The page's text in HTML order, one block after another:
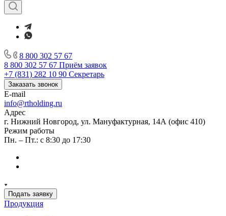
8 800 302 57 67
8 800 302 57 67 Приём заявок
+7 (831) 282 10 90 Секретарь
Заказать звонок
E-mail
info@rtholding.ru
Адрес
г. Нижний Новгород, ул. Мануфактурная, 14А (офис 410)
Режим работы
Пн. – Пт.: с 8:30 до 17:30
Подать заявку
Продукция